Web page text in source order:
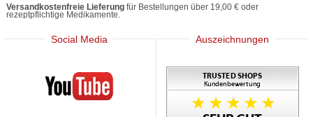
Versandkostenfreie Lieferung für Bestellungen über 19,00 € oder
rezeptpflichtige Medikamente.
Social Media
Mediherz
Auszeichnungen